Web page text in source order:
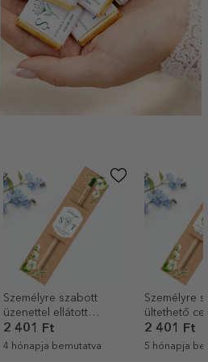
Személyre szabott
üzenettel ellátott
ültethető ceruza –
Esküvői ajándék
2 401 Ft
4 hónapja bemutatva
Személyre
ültethető
és
ajándék
2 401 Ft
5 hónapja